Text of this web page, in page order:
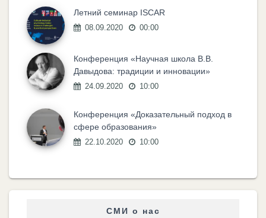
Летний семинар ISCAR
08.09.2020 00:00
Конференция «Научная школа В.В.
Давыдова: традиции и инновации»
24.09.2020 10:00
Конференция «Доказательный подход в
сфере образования»
22.10.2020 10:00
СМИ о нас